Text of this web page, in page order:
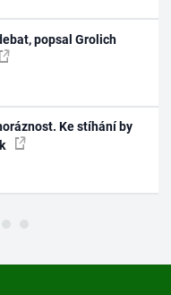
popsal Grolich
Ke stíhání by